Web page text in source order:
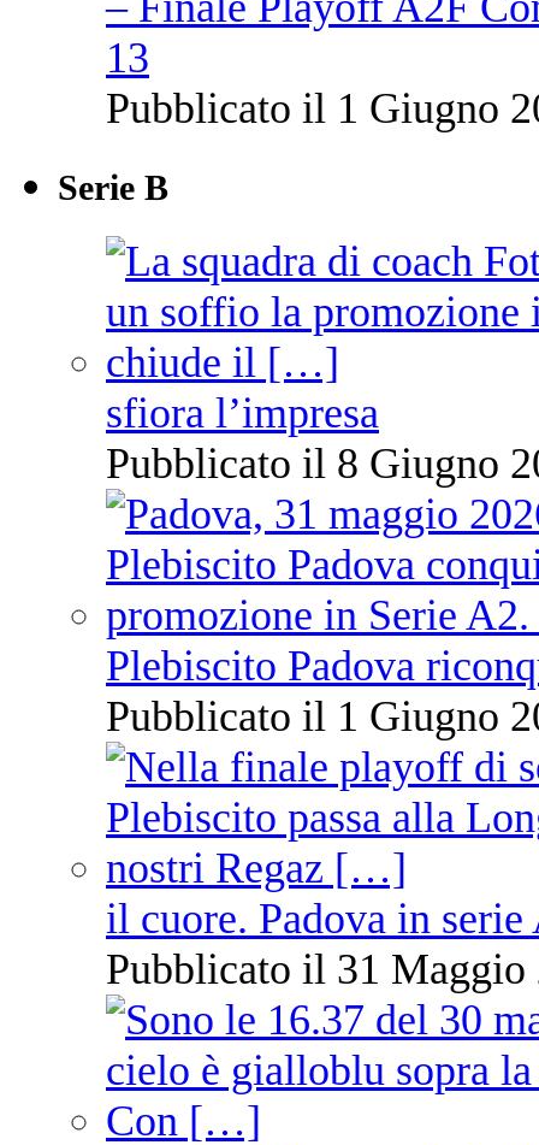
13
Pubblicato il 1 Giugno
Serie B
sfiora l’impresa
Pubblicato il 8 Giugno
Plebiscito Padova
Pubblicato il 1 Giugno
il cuore. Padova in serie
Pubblicato il 31 Maggio